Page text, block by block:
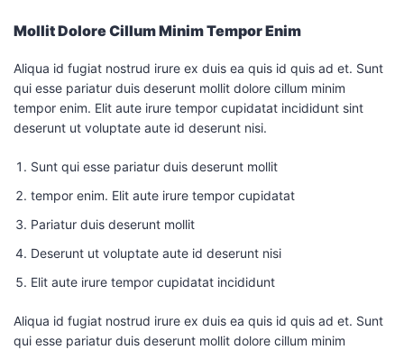
Mollit Dolore Cillum Minim Tempor Enim
Aliqua id fugiat nostrud irure ex duis ea quis id quis ad et. Sunt
qui esse pariatur duis deserunt mollit dolore cillum minim
tempor enim. Elit aute irure tempor cupidatat incididunt sint
deserunt ut voluptate aute id deserunt nisi.
Sunt qui esse pariatur duis deserunt mollit
tempor enim. Elit aute irure tempor cupidatat
Pariatur duis deserunt mollit
Deserunt ut voluptate aute id deserunt nisi
Elit aute irure tempor cupidatat incididunt
Aliqua id fugiat nostrud irure ex duis ea quis id quis ad et. Sunt
qui esse pariatur duis deserunt mollit dolore cillum minim